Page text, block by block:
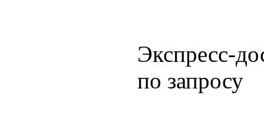
Экспресс-
по запросу